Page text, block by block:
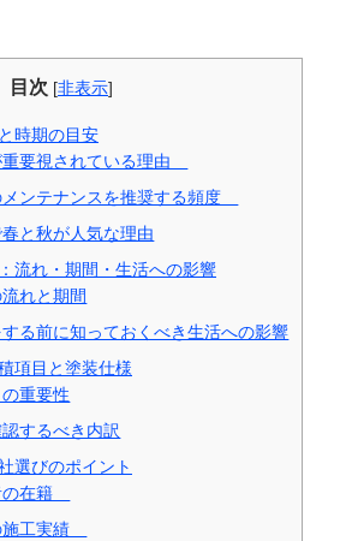
目次 [非表示]
時期の目安
重要視されている理由
ンテナンスを推奨する頻度
と秋が人気な理由
流れ・期間・生活への影響
れと期間
る前に知っておくべき生活への影響
項目と塗装仕様
重要性
するべき内訳
選びのポイント
の在籍
施工実績